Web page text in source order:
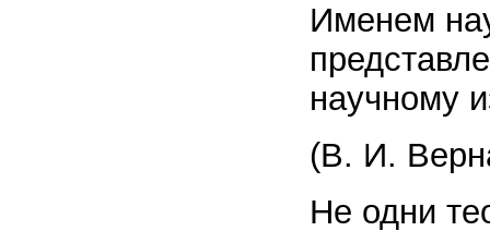
Именем
научному
(В. И.
Не одни